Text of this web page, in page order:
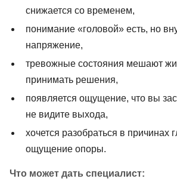
снижается со временем,
понимание «головой» есть, но
напряжение,
тревожные состояния мешают
принимать решения,
появляется ощущение, что вы
не видите выхода,
хочется разобраться в причинах
ощущение опоры.
Что может дать специалист: